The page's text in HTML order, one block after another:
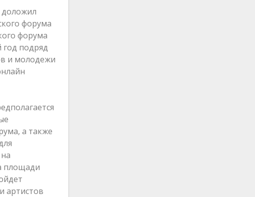
доложил
форума
форума
подряд
и молодежи
а также
площади
артистов